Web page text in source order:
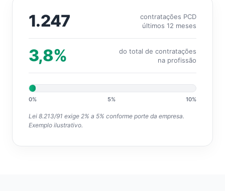
1.247
contratações PCD
últimos 12 meses
3,8%
do total de contratações
na profissão
0% 5% 10%
Lei 8.213/91 exige 2% a 5% conforme porte da empresa.
Exemplo ilustrativo.